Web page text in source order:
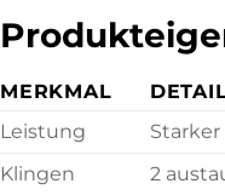
MERKMAL
Leistung
Klingen
2